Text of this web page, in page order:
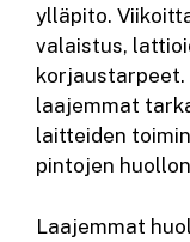
ylläpito.
valaistus,
korjaustarpeet.
laajemmat
laitteiden
pintojen
Laajemmat